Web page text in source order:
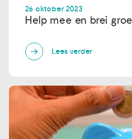
26 oktober 2023
Help mee en brei
Lees verder